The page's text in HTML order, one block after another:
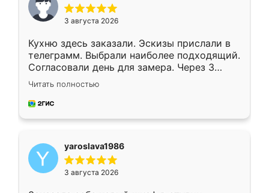
3 августа 2026
Кухню здесь заказали. Эскизы прислали в
телеграмм. Выбрали наиболее подходящий.
Согласовали день для замера. Через 3
недели кухня была уже готова. Остались
довольны работой. Спасибо Ренессанс
мебель за качественную работу!
Читать полностью
yaroslava1986
3 августа 2026